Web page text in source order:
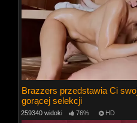
Brazzers przedstawia Ci
gorącej selekcji
259340 widoki 76% HD